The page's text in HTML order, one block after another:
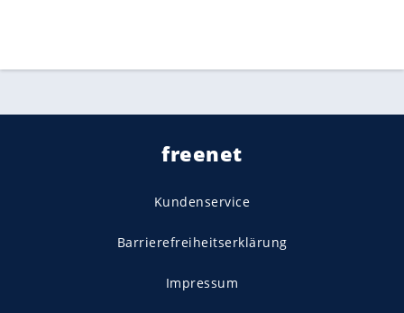
freenet
Kundenservice
Barrierefreiheitserklärung
Impressum